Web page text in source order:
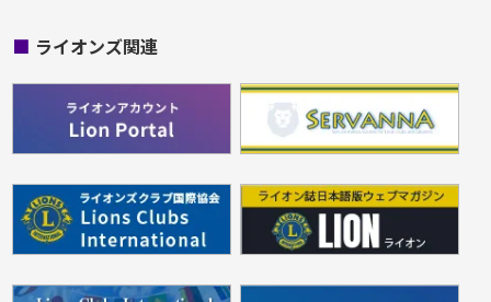
■ ライオンズ関連